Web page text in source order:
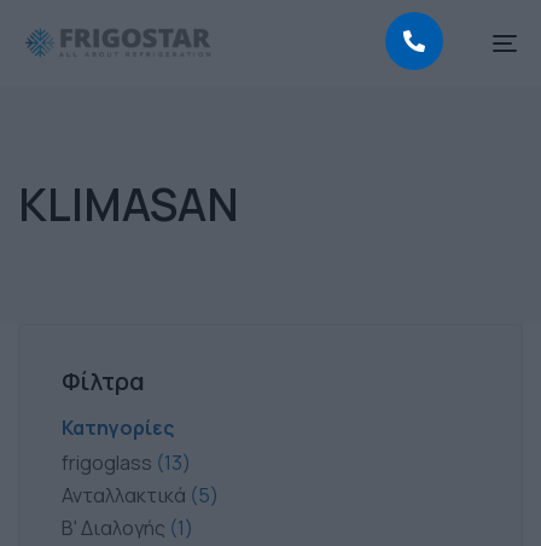
KLIMASAN
Φίλτρα
Κατηγορίες
frigoglass 13
Ανταλλακτικά 5
Β' Διαλογής 1